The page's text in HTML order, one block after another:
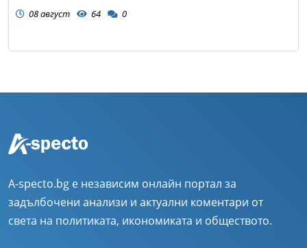
08 август 64 0
A-specto.bg е независим онлайн портал за
задълбочени анализи и актуални коментари от
света на политиката, икономиката и обществото.